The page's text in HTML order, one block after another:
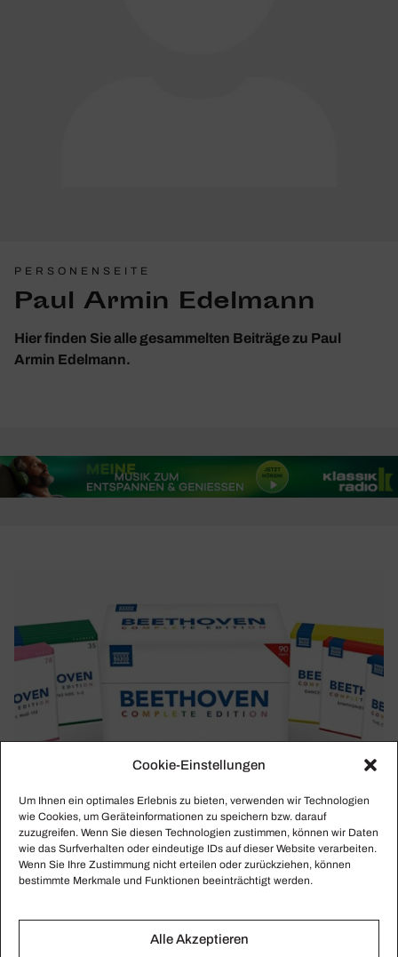
Cookie-Einstellungen
Um Ihnen ein optimales Erlebnis zu bieten, verwenden wir Technologien
wie Cookies, um Geräteinformationen zu speichern bzw. darauf
zuzugreifen. Wenn Sie diesen Technologien zustimmen, können wir Daten
wie das Surfverhalten oder eindeutige IDs auf dieser Website verarbeiten.
Wenn Sie Ihre Zustimmung nicht erteilen oder zurückziehen, können
bestimmte Merkmale und Funktionen beeinträchtigt werden.
Alle Akzeptieren
PERSONENSEITE
Paul Armin Edelmann
Hier finden Sie alle gesammelten Beiträge zu Paul
Armin Edelmann.